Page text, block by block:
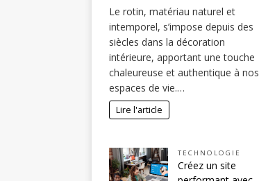
Le rotin, matériau naturel et
intemporel, s’impose depuis des
siècles dans la décoration
intérieure, apportant une touche
chaleureuse et authentique à nos
espaces de vie.…
Lire l'article
TECHNOLOGIE
Créez un site